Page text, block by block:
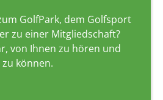
GolfPark, dem Golfsport
zu einer Mitgliedschaft?
von Ihnen zu hören und
können.